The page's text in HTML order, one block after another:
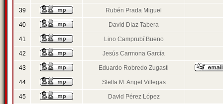
39 Rubén Prada Miguel
40 David Díaz Tabera
41 Lino Camprubí Bueno
42 Jesús Carmona García
43 Eduardo Robredo Zugasti
44 Stella M. Angel Villegas
45 David Pérez López